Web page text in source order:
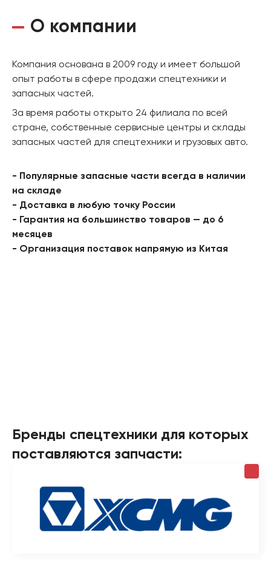
О компании
Компания основана в 2009 году и имеет большой
опыт работы в сфере продажи спецтехники и
запасных частей.
За время работы открыто 24 филиала по всей
стране, собственные сервисные центры и склады
запасных частей для спецтехники и грузовых авто.
- Популярные запасные части всегда в наличии
на складе
- Доставка в любую точку России
- Гарантия на большинство товаров — до 6
месяцев
- Организация поставок напрямую из Китая
Бренды спецтехники для которых
поставляются запчасти: